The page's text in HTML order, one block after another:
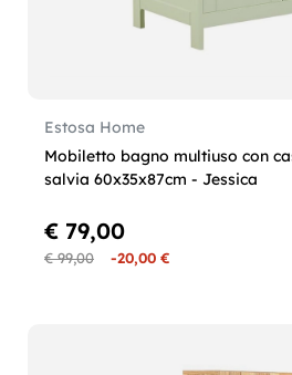
Estosa Home
Mobiletto bagno multiuso con
salvia 60x35x87cm - Jessica
€ 99,00 -20,00 €
€ 79,00